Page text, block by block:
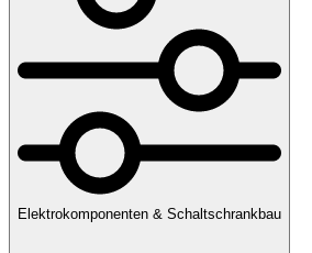
Elektrokomponenten & Schaltschrankbau